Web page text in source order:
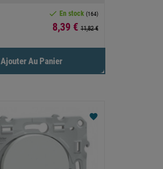
 En stock (164)
Prix
8,39 € 11,82 €
Ajouter Au Panier
favorite